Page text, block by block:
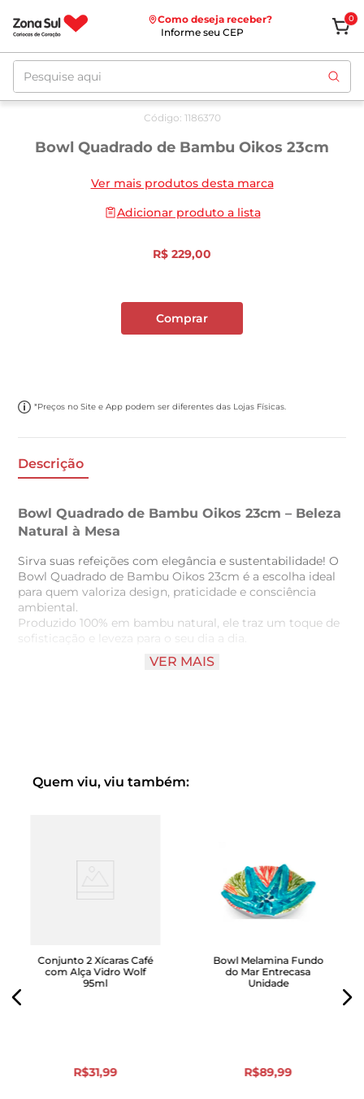
Como deseja receber?
Informe seu CEP
0
Pesquise aqui
Código: 1186370
Bowl Quadrado de Bambu Oikos 23cm
Ver mais produtos desta marca
Adicionar produto a lista
R$ 229,00
Comprar
*Preços no Site e App podem ser diferentes das Lojas Físicas.
Descrição
Bowl Quadrado de Bambu Oikos 23cm – Beleza
Natural à Mesa
Sirva suas refeições com elegância e sustentabilidade! O
Bowl Quadrado de Bambu Oikos 23cm é a escolha ideal
para quem valoriza design, praticidade e consciência
ambiental.
Produzido 100% em bambu natural, ele traz um toque de
sofisticação e leveza para o seu dia a dia.
diferentes tipos de preparo.
Versatilidade total: perfeito para servir saladas,
Leve e durável: ideal para o uso diário sem perder a
elegância.
VER MAIS
Quem viu, viu também:
Conjunto 2 Xícaras Café
com Alça Vidro Wolf
95ml
R$31,99
Bowl Melamina Fundo
do Mar Entrecasa
Unidade
R$89,99